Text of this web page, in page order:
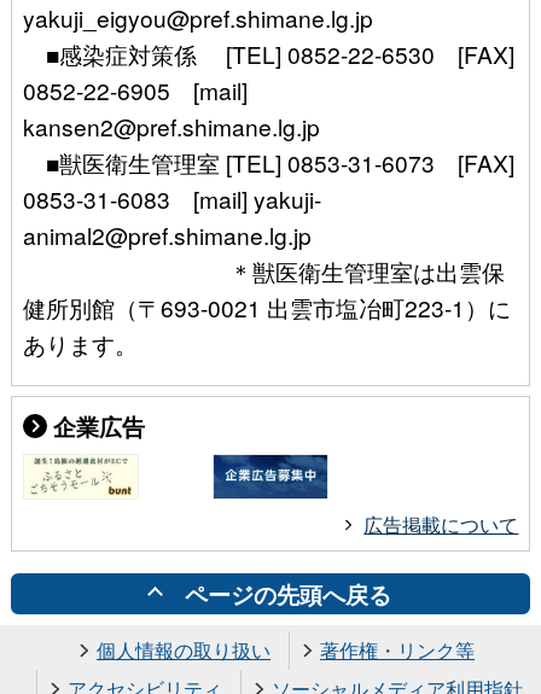
yakuji_eigyou@pref.shimane.lg.jp
■感染症対策係 [TEL] 0852-22-6530 [FAX]
0852-22-6905 [mail]
kansen2@pref.shimane.lg.jp
■獣医衛生管理室 [TEL] 0853-31-6073 [FAX]
0853-31-6083 [mail] yakuji-
animal2@pref.shimane.lg.jp
＊獣医衛生管理室は出雲保
健所別館（〒693-0021 出雲市塩冶町223-1）に
あります。
企業広告
広告掲載について
ページの先頭へ戻る
個人情報の取り扱い
著作権・リンク等
アクセシビリティ
ソーシャルメディア利用指針